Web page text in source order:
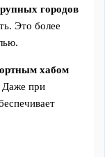
городов
Это более
хабом
Даже при